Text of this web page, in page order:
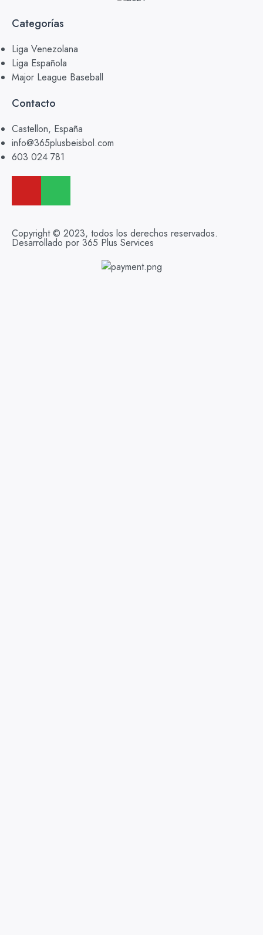
Categorías
Liga Venezolana
Liga Española
Major League Baseball
Contacto
Castellon, España
info@365plusbeisbol.com
603 024 781
Copyright © 2023, todos los derechos reservados.
Desarrollado por 365 Plus Services